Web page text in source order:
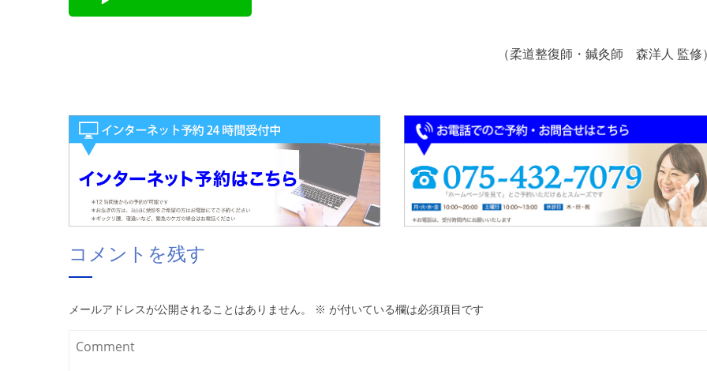
（柔道整復師・鍼灸師 森洋人 監修
コメントを残す
メールアドレスが公開されることはありません。 ※ が付いている欄は必須項目です